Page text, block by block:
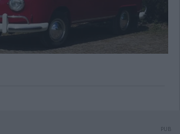
PUB